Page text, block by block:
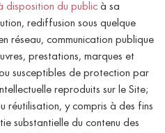
disposition du public à sa
rediffusion sous quelque
réseau, communication publique
prestations, marques et
susceptibles de protection par
reproduits sur le Site;
réutilisation, y compris à des fins
substantielle du contenu des